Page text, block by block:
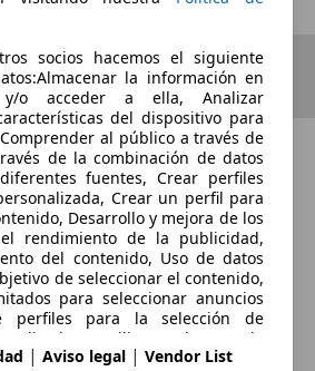
socios hacemos el siguiente
la información en
o acceder a ella, Analizar
del dispositivo para
al público a través de
de la combinación de datos
fuentes, Crear perfiles
Crear un perfil para
Desarrollo y mejora de los
rendimiento de la publicidad,
del contenido, Uso de datos
de seleccionar el contenido,
para seleccionar anuncios
perfiles para la selección de
Utilizar datos de
precisa, Utilizar perfiles para
| Aviso legal | Vendor List